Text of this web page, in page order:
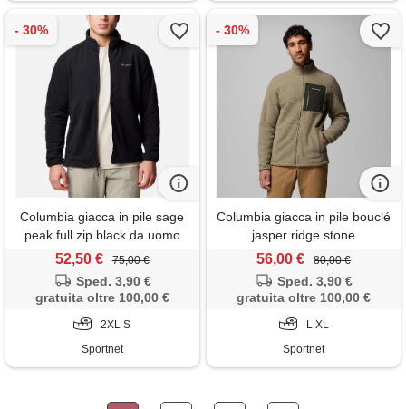
Columbia giacca in pile sage
peak full zip black da uomo
52,50 € 75,00 €
Sped. 3,90 €
gratuita oltre 100,00 €
2XL S
Sportnet
Columbia giacca in pile bouclé
jasper ridge stone
green/greenscape da uomo
56,00 € 80,00 €
Sped. 3,90 €
gratuita oltre 100,00 €
L XL
Sportnet